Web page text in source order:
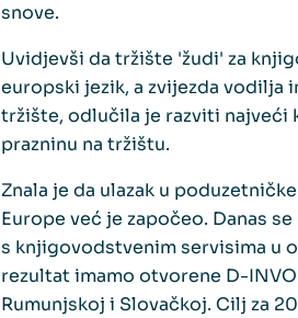
snove.
Uvidjevši da tržište 'žudi' za
europski jezik, a zvijezda vodilja
tržište, odlučila je razviti najveći
prazninu na tržištu.
Znala je da ulazak u
Europe već je započeo. Danas
s knjigovodstvenim servisima u
rezultat imamo otvorene D-
Rumunjskoj i Slovačkoj. Cilj za